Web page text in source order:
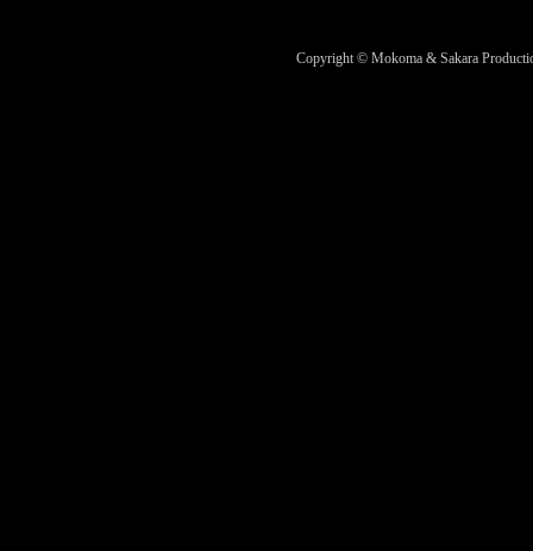
Copyright © Mokoma & Sakara